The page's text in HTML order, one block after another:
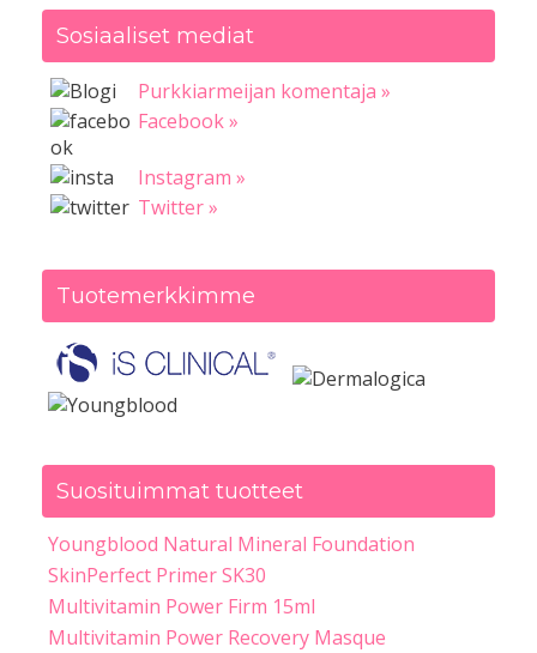
Sosiaaliset mediat
Purkkiarmeijan komentaja »
Facebook »
Instagram »
Twitter »
Tuotemerkkimme
Suosituimmat tuotteet
Youngblood Natural Mineral Foundation
SkinPerfect Primer SK30
Multivitamin Power Firm 15ml
Multivitamin Power Recovery Masque